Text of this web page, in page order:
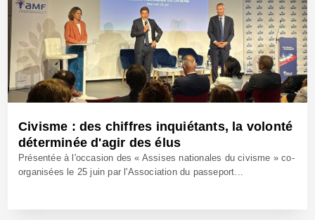
Civisme : des chiffres inquiétants, la volonté
déterminée d'agir des élus
Présentée à l'occasion des « Assises nationales du civisme » co-
organisées le 25 juin par l'Association du passeport...